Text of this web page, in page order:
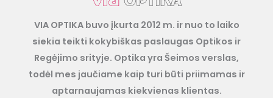
VIA OPTIKA buvo įkurta 2012 m. ir nuo to laiko
siekia teikti kokybiškas paslaugas Optikos ir
Regėjimo srityje. Optika yra Šeimos verslas,
todėl mes jaučiame kaip turi būti priimamas ir
aptarnaujamas kiekvienas klientas.